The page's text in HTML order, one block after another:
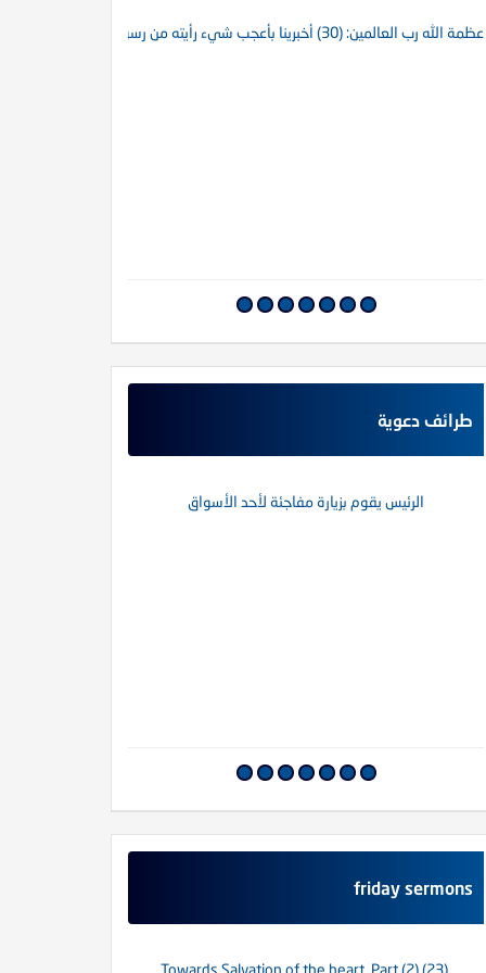
عظمة الله رب العالمين: (30) أخبرينا بأعجب شيء رأيته من رسول الله
طرائف دعوية
الرئيس يقوم بزيارة مفاجئة لأحد الأسواق
friday sermons